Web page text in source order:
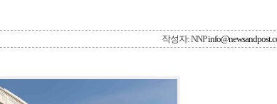
작성자: NNP